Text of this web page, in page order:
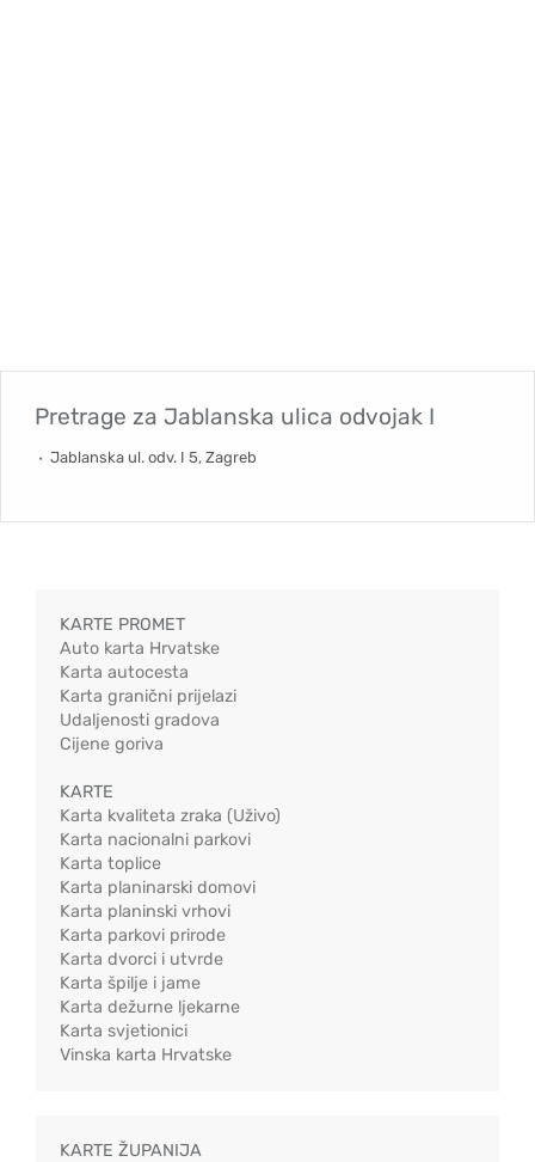
Pretrage za Jablanska ulica odvojak I
Jablanska ul. odv. I 5, Zagreb
KARTE PROMET
Auto karta Hrvatske
Karta autocesta
Karta granični prijelazi
Udaljenosti gradova
Cijene goriva
KARTE
Karta kvaliteta zraka (Uživo)
Karta nacionalni parkovi
Karta toplice
Karta planinarski domovi
Karta planinski vrhovi
Karta parkovi prirode
Karta dvorci i utvrde
Karta špilje i jame
Karta dežurne ljekarne
Karta svjetionici
Vinska karta Hrvatske
KARTE ŽUPANIJA